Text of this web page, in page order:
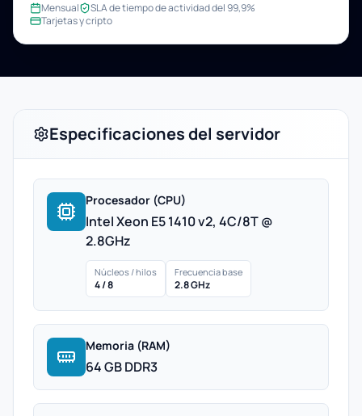
Mensual
SLA de tiempo de actividad del 99,9%
Tarjetas y cripto
Especificaciones del servidor
Procesador (CPU)
Intel Xeon E5 1410 v2, 4C/8T @
2.8GHz
Núcleos / hilos
4 / 8
Frecuencia base
2.8 GHz
Memoria (RAM)
64 GB DDR3